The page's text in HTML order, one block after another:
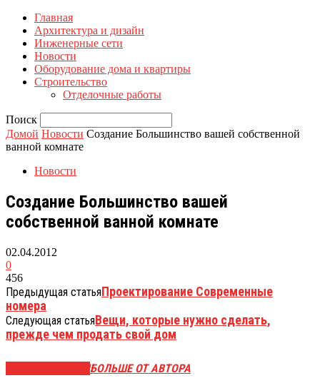
Главная
Архитектура и дизайн
Инженерные сети
Новости
Оборудование дома и квартиры
Строительство
Отделочные работы
Поиск
Домой Новости Создание Большинство вашей собственной
ванной комнате
Новости
Создание Большинство вашей
собственной ванной комнате
02.04.2012
0
456
Предыдущая статьяПроектирование Современные
номера
Следующая статьяВещи, которые нужно сделать,
прежде чем продать свой дом
БОЛЬШЕ ОТ АВТОРА